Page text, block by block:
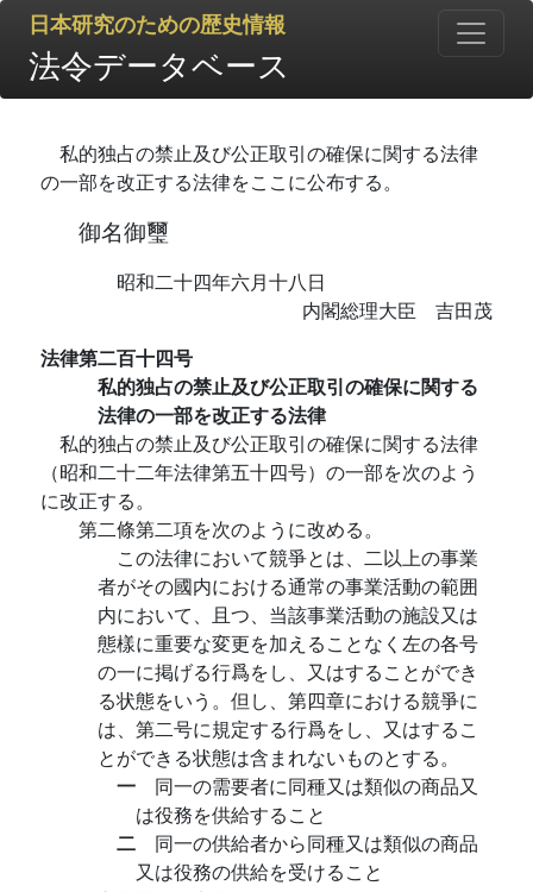
日本研究のための歴史情報
法令データベース
私的独占の禁止及び公正取引の確保に関する法律
の一部を改正する法律をここに公布する。
御名御璽
昭和二十四年六月十八日
内閣総理大臣 吉田茂
法律第二百十四号
私的独占の禁止及び公正取引の確保に関する
法律の一部を改正する法律
私的独占の禁止及び公正取引の確保に関する法律
（昭和二十二年法律第五十四号）の一部を次のよう
に改正する。
第二條第二項を次のように改める。
この法律において競爭とは、二以上の事業
者がその國内における通常の事業活動の範囲
内において、且つ、当該事業活動の施設又は
態樣に重要な変更を加えることなく左の各号
の一に掲げる行爲をし、又はすることができ
る状態をいう。但し、第四章における競爭に
は、第二号に規定する行爲をし、又はするこ
とができる状態は含まれないものとする。
一 同一の需要者に同種又は類似の商品又
は役務を供給すること
二 同一の供給者から同種又は類似の商品
又は役務の供給を受けること